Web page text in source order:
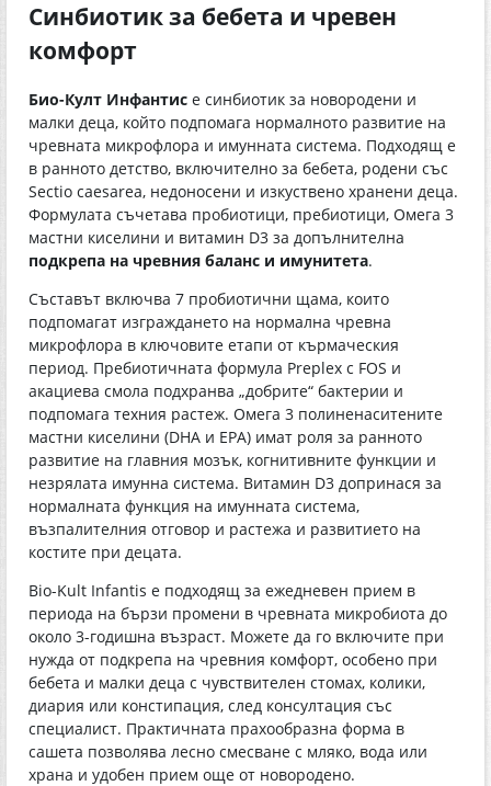
Синбиотик за бебета и чревен
комфорт
Био-Култ Инфантис е синбиотик за новородени и
малки деца, който подпомага нормалното развитие на
чревната микрофлора и имунната система. Подходящ е
в ранното детство, включително за бебета, родени със
Sectio caesarea, недоносени и изкуствено хранени деца.
Формулата съчетава пробиотици, пребиотици, Омега 3
мастни киселини и витамин D3 за допълнителна
подкрепа на чревния баланс и имунитета.
Съставът включва 7 пробиотични щама, които
подпомагат изграждането на нормална чревна
микрофлора в ключовите етапи от кърмаческия
период. Пребиотичната формула Preplex с FOS и
акациева смола подхранва „добрите“ бактерии и
подпомага техния растеж. Омега 3 полиненаситените
мастни киселини (DHA и EPA) имат роля за ранното
развитие на главния мозък, когнитивните функции и
незрялата имунна система. Витамин D3 допринася за
нормалната функция на имунната система,
възпалителния отговор и растежа и развитието на
костите при децата.
Bio-Kult Infantis е подходящ за ежедневен прием в
периода на бързи промени в чревната микробиота до
около 3-годишна възраст. Можете да го включите при
нужда от подкрепа на чревния комфорт, особено при
бебета и малки деца с чувствителен стомах, колики,
диария или констипация, след консултация със
специалист. Практичната прахообразна форма в
сашета позволява лесно смесване с мляко, вода или
храна и удобен прием още от новородено.